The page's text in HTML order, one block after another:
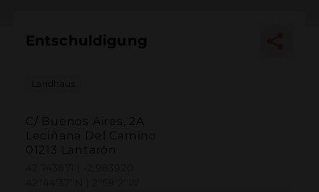
Entschuldigung
Landhaus
C/ Buenos Aires, 2A
Leciñana Del Camino
01213 Lantarón